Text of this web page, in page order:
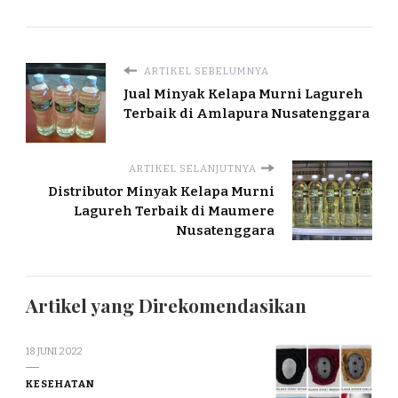
ARTIKEL SEBELUMNYA
Jual Minyak Kelapa Murni Lagureh
Terbaik di Amlapura Nusatenggara
ARTIKEL SELANJUTNYA
Distributor Minyak Kelapa Murni
Lagureh Terbaik di Maumere
Nusatenggara
Artikel yang Direkomendasikan
18 JUNI 2022
KESEHATAN